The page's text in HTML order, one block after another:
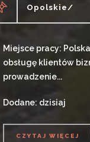
Opolskie/
Miejsce pracy:
obsługę klientów
prowadzenie...
Dodane: dzisiaj
CZYTAJ WIĘCEJ